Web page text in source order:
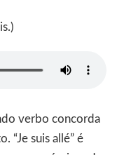
verbo concorda
“Je suis allé” é